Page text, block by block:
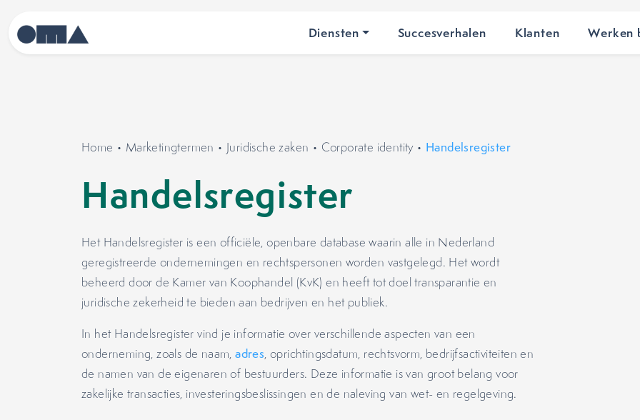
Diensten Succesverhalen Klanten Werken
Home • Marketingtermen • Juridische zaken • Corporate identity• Handelsregister
Handelsregister
Het Handelsregister is een officiële, openbare database waarin alle in Nederland
geregistreerde ondernemingen en rechtspersonen worden vastgelegd. Het wordt
beheerd door de Kamer van Koophandel (KvK) en heeft tot doel transparantie en
juridische zekerheid te bieden aan bedrijven en het publiek.
In het Handelsregister vind je informatie over verschillende aspecten van een
onderneming, zoals de naam,adres, oprichtingsdatum, rechtsvorm, bedrijfsactiviteiten en
de namen van de eigenaren of bestuurders. Deze informatie is van groot belang voor
zakelijke transacties, investeringsbeslissingen en de naleving van wet- en regelgeving.